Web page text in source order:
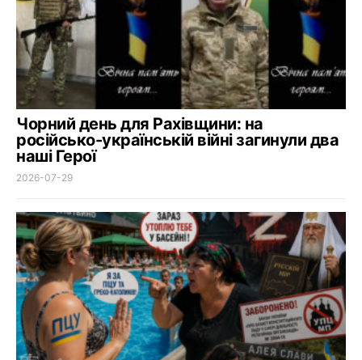
Чорний день для Рахівщини: на
російсько-українській війні загинули два
наші Герої
2026-07-29